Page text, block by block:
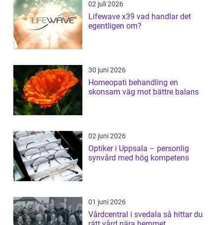
02 juli 2026
Lifewave x39 vad handlar det
egentligen om?
30 juni 2026
Homeopati behandling en
skonsam väg mot bättre balans
02 juni 2026
Optiker i Uppsala – personlig
synvård med hög kompetens
01 juni 2026
Vårdcentral i svedala så hittar du